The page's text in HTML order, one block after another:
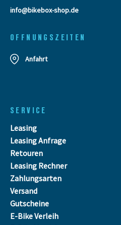
info@bikebox-shop.de
OFFNUNGSZEITEN
Anfahrt
SERVICE
Leasing
Leasing Anfrage
Retouren
Leasing Rechner
Zahlungsarten
Versand
Gutscheine
E-Bike Verleih